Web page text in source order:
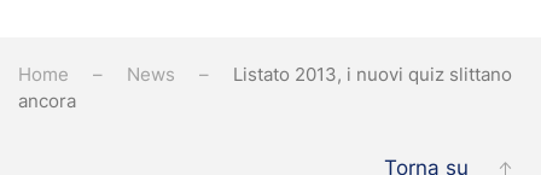
Home News
Listato 2013, i nuovi quiz slittano
ancora
Torna su